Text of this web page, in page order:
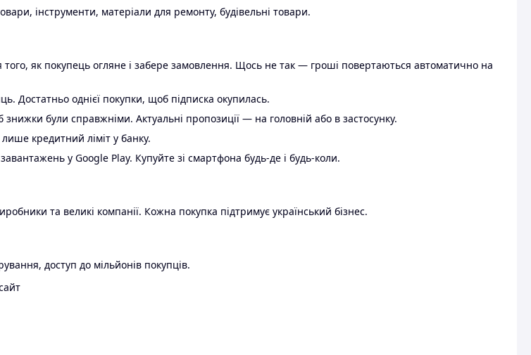
інструменти, матеріали для ремонту, будівельні товари.
як покупець огляне і забере замовлення. Щось не так — гроші повертаються автоматично на
Достатньо однієї покупки, щоб підписка окупилась.
були справжніми. Актуальні пропозиції — на головній або в застосунку.
кредитний ліміт у банку.
у Google Play. Купуйте зі смартфона будь-де і будь-коли.
та великі компанії. Кожна покупка підтримує український бізнес.
доступ до мільйонів покупців.